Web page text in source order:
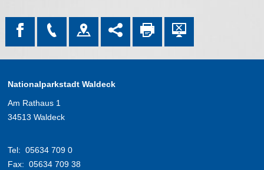
Nationalparkstadt Waldeck
Am Rathaus 1
34513 Waldeck
Tel: 05634 709 0
Fax: 05634 709 38